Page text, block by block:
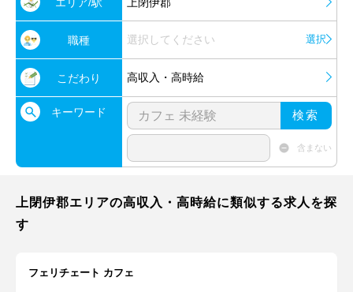
職種 選択してください 選択
こだわり 高収入・高時給
キーワード 検索
含まない
上閉伊郡エリアの高収入・高時給に類似する求人を探
す
フェリチェート カフェ